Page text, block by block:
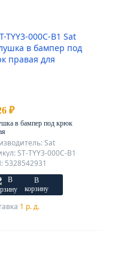
₽
в бампер под крюк
Sat
ST-TYY3-000C-B1
5328542931
В
корзину
1 р. д.